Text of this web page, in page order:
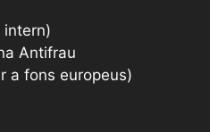
intern)
Antifrau
a fons europeus)